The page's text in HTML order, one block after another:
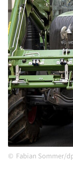
Fabian Sommer/